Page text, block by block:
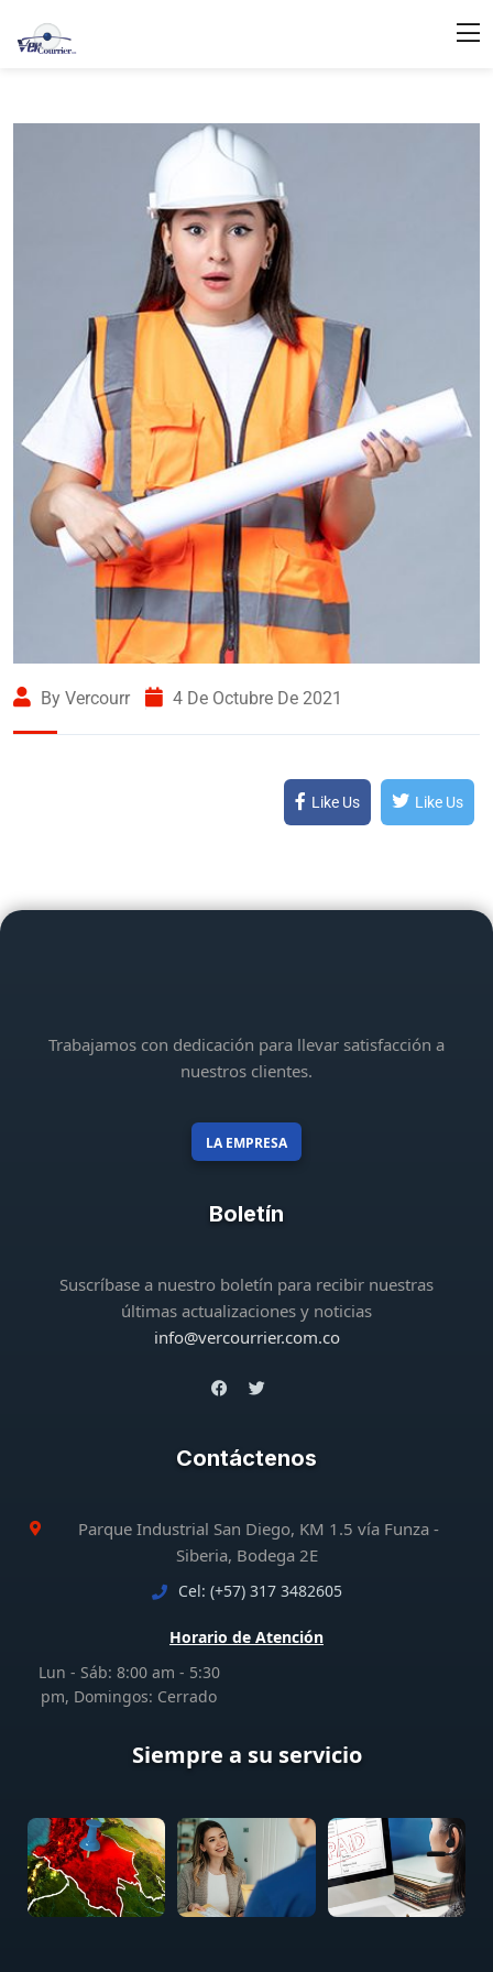
By Vercourr 4 De Octubre De 2021
Like Us Like Us
Trabajamos con dedicación para llevar satisfacción a
nuestros clientes.
LA EMPRESA
Boletín
Suscríbase a nuestro boletín para recibir nuestras
últimas actualizaciones y noticias
info@vercourrier.com.co
Contáctenos
Parque Industrial San Diego, KM 1.5 vía Funza -
Siberia, Bodega 2E
Cel: (+57) 317 3482605
Horario de Atención
Lun - Sáb: 8:00 am - 5:30
pm, Domingos: Cerrado
Siempre a su servicio